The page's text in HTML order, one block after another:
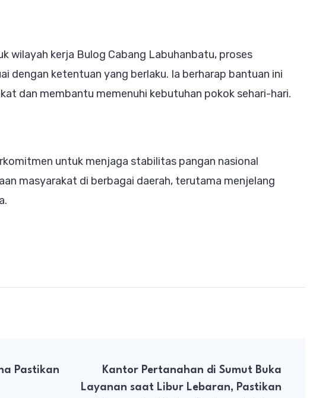
wilayah kerja Bulog Cabang Labuhanbatu, proses
dengan ketentuan yang berlaku. Ia berharap bantuan ini
dan membantu memenuhi kebutuhan pokok sehari-hari.
untuk menjaga stabilitas pangan nasional
masyarakat di berbagai daerah, terutama menjelang
Pastikan
Kantor Pertanahan di Sumut Buka
Layanan saat Libur Lebaran, Pastikan